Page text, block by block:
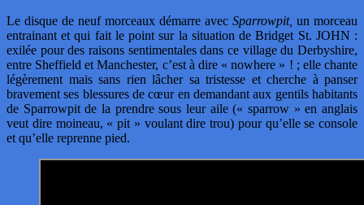
Le disque de neuf morceaux démarre avec Sparrowpit, un morceau
entrainant et qui fait le point sur la situation de Bridget St. JOHN :
exilée pour des raisons sentimentales dans ce village du Derbyshire,
entre Sheffield et Manchester, c’est à dire « nowhere » ! ; elle chante
légèrement mais sans rien lâcher sa tristesse et cherche à panser
bravement ses blessures de cœur en demandant aux gentils habitants
de Sparrowpit de la prendre sous leur aile (« sparrow » en anglais
veut dire moineau, « pit » voulant dire trou) pour qu’elle se console
et qu’elle reprenne pied.